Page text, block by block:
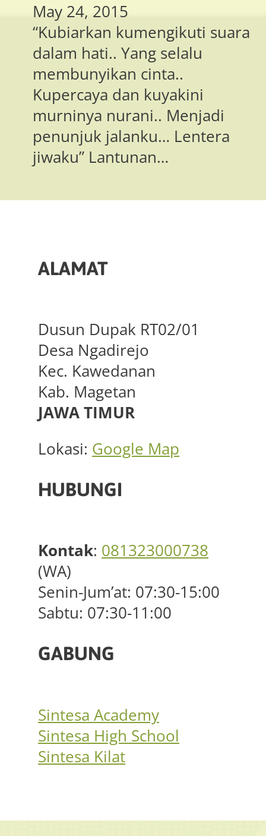
May 24, 2015
“Kubiarkan kumengikuti suara
dalam hati.. Yang selalu
membunyikan cinta..
Kupercaya dan kuyakini
murninya nurani.. Menjadi
penunjuk jalanku… Lentera
jiwaku” Lantunan…
ALAMAT
Dusun Dupak RT02/01
Desa Ngadirejo
Kec. Kawedanan
Kab. Magetan
JAWA TIMUR
Lokasi: Google Map
HUBUNGI
Kontak: 081323000738
(WA)
Senin-Jum’at: 07:30-15:00
Sabtu: 07:30-11:00
GABUNG
Sintesa Academy
Sintesa High School
Sintesa Kilat